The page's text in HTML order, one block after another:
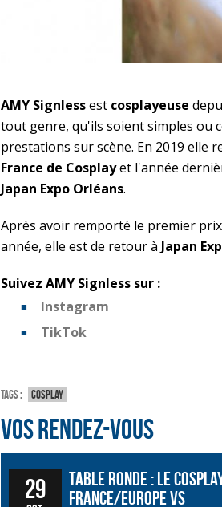
AMY Signlessest cosplayeuse
tout genre, qu'ils soient simples ou
prestations sur scène. En 2019 elle
France de Cosplayet l'année
Japan Expo Orléans.
Après avoir remporté le premier
année, elle est de retour à Japan
Suivez AMY Signless sur :
Instagram
TikTok
Tags : Cosplay
Vos rendez-vous
29
Table ronde : Le
France/Europe vs